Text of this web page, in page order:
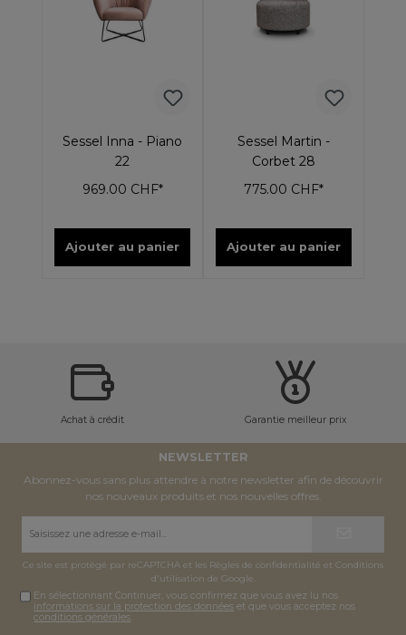
Sessel Inna - Piano
22
969.00 CHF*
Ajouter au panier
Sessel Martin -
Corbet 28
775.00 CHF*
Ajouter au panier
Achat à crédit Garantie meilleur prix
NEWSLETTER
Abonnez-vous sans plus attendre à notre newsletter afin de découvrir
nos nouveaux produits et nos nouvelles offres.
Ce site est protégé par reCAPTCHA et les Règles de confidentialité et Conditions
d'utilisation de Google.
En sélectionnant Continuer, vous confirmez que vous avez lu nos
informations sur la protection des données et que vous acceptez nos
conditions générales